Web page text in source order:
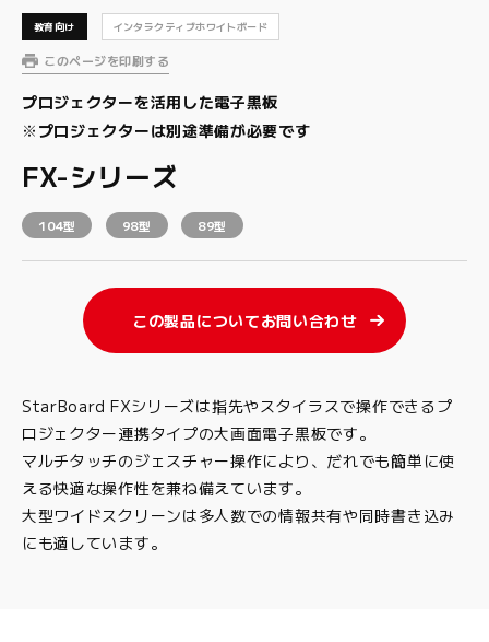
教育向け インタラクティブホワイトボード
このページを印刷する
プロジェクターを活用した電子黒板
※プロジェクターは別途準備が必要です
FX-シリーズ
104型 98型 89型
この製品についてお問い合わせ
StarBoard FXシリーズは指先やスタイラスで操作できるプ
ロジェクター連携タイプの大画面電子黒板です。
マルチタッチのジェスチャー操作により、だれでも簡単に使
える快適な操作性を兼ね備えています。
大型ワイドスクリーンは多人数での情報共有や同時書き込み
にも適しています。